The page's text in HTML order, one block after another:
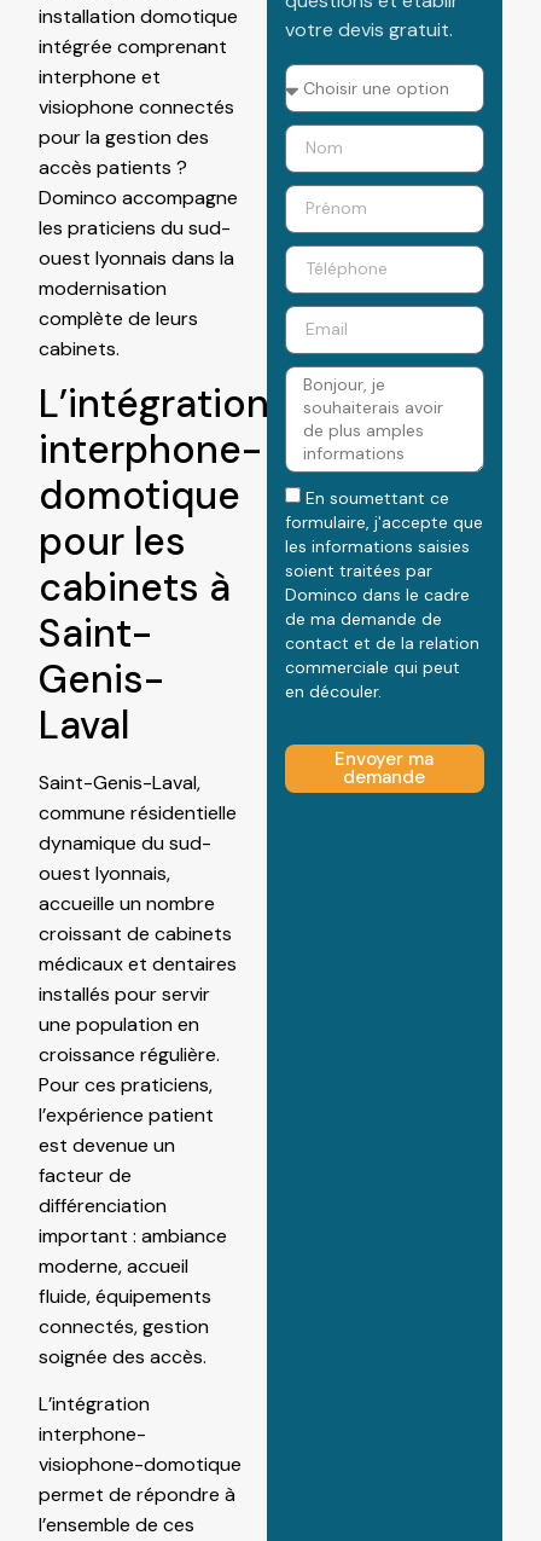
installationdomotique
intégrée comprenant
interphone et
visiophone connectés
pour la gestion des
accès patients ?
Dominco accompagne
les praticiens du sud-
ouest lyonnais dans la
modernisation
complète de leurs
cabinets.
L’intégration
interphone-
domotique
pour les
cabinets à
Saint-
Genis-
Laval
Saint-Genis-Laval,
commune résidentielle
dynamique du sud-
ouest lyonnais,
accueille un nombre
croissant de cabinets
médicaux et dentaires
installés pour servir
une population en
croissance régulière.
Pour ces praticiens,
l’expérience patient
est devenue un
facteur de
différenciation
important : ambiance
moderne, accueil
fluide, équipements
connectés, gestion
soignée des accès.
L’intégration
interphone-
visiophone-domotique
permet de répondre à
l’ensemble de ces
votre devis gratuit.
En soumettant ce
formulaire, j'accepte que
les informations saisies
soient traitées par
Dominco dans le cadre
de ma demande de
contact et de la relation
commerciale qui peut
en découler.
Envoyer ma
demande